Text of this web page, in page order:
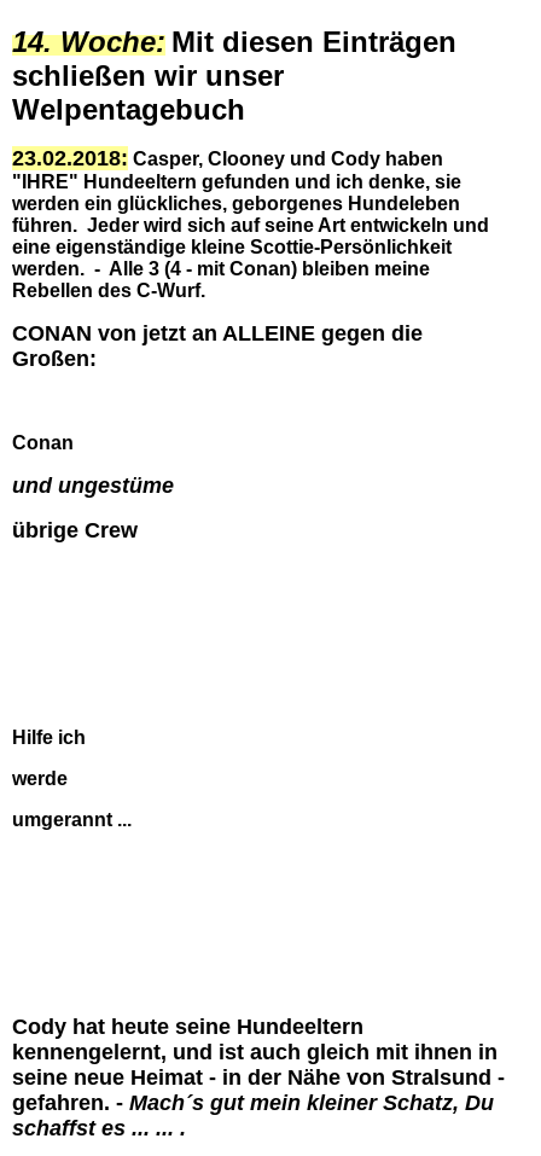
14. Woche: Mit diesen Einträgen
schließen wir unser
Welpentagebuch
23.02.2018: Casper, Clooney und Cody haben
"IHRE" Hundeeltern gefunden und ich denke, sie
werden ein glückliches, geborgenes Hundeleben
führen. Jeder wird sich auf seine Art entwickeln und
eine eigenständige kleine Scottie-Persönlichkeit
werden. - Alle 3 (4 - mit Conan) bleiben meine
Rebellen des C-Wurf.
CONAN von jetzt an ALLEINE gegen die
Großen:
Conan
und ungestüme
übrige Crew
Hilfe ich
werde
umgerannt ...
Cody hat heute seine Hundeeltern
kennengelernt, und ist auch gleich mit ihnen in
seine neue Heimat - in der Nähe von Stralsund -
gefahren. - Mach´s gut mein kleiner Schatz, Du
schaffst es ... ... .